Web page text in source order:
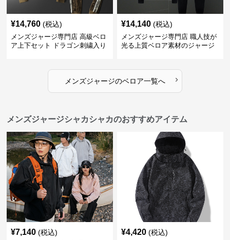
¥14,760 (税込)
メンズジャージ専門店 高級ベロ
ア上下セット ドラゴン刺繍入り
¥14,140 (税込)
メンズジャージ専門店 職人技が
光る上質ベロア素材のジャージ
メンズジャージのベロア一覧へ ›
メンズジャージシャカシャカのおすすめアイテム
¥7,140 (税込) ¥4,420 (税込)